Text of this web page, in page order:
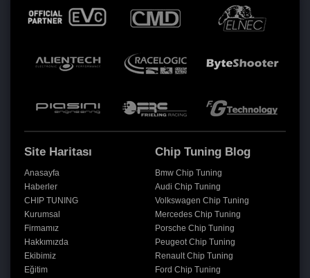
Site Haritası
Anasayfa
Haberler
CHIP TUNING
Kurumsal
Firmamız
Hakkımızda
Ekibimiz
Eğitim
Chip Tuning Blog
Bmw Chip Tuning
Audi Chip Tuning
Volkswagen Chip Tuning
Mercedes Chip Tuning
Porsche Chip Tuning
Peugeot Chip Tuning
Renault Chip Tuning
Ford Chip Tuning